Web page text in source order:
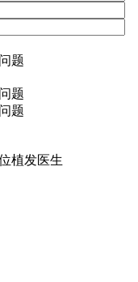
题
题
题
植发医生